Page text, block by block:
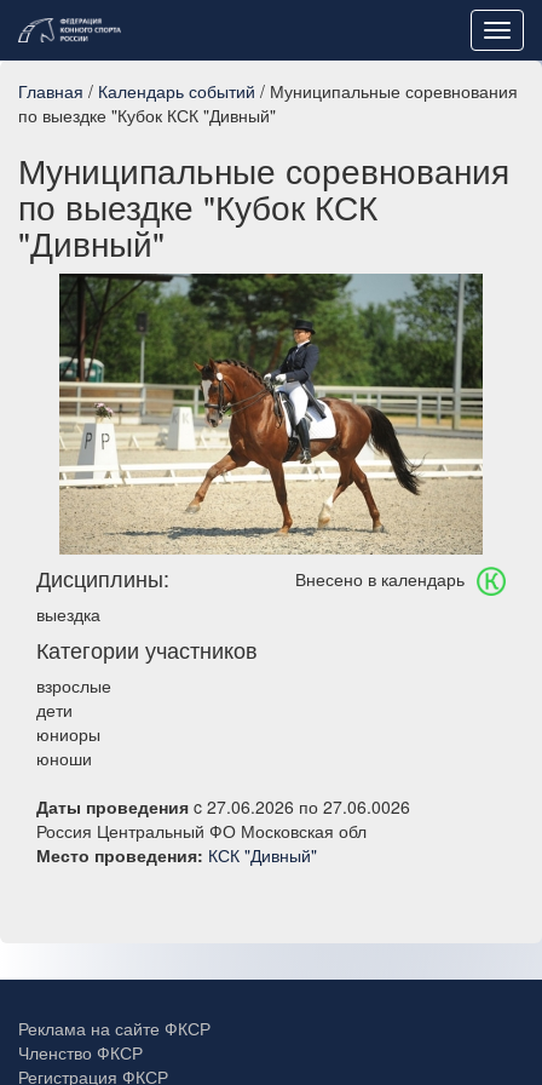
Главная / Календарь событий / Муниципальные соревнования
по выездке "Кубок КСК "Дивный"
Муниципальные соревнования
по выездке "Кубок КСК
"Дивный"
Внесено в календарь
Дисциплины:
выездка
Категории участников
взрослые
дети
юниоры
юноши
Даты проведения c 27.06.2026 по 27.06.0026
Россия Центральный ФО Московская обл
Место проведения: КСК "Дивный"
Реклама на сайте ФКСР
Членство ФКСР
Регистрация ФКСР